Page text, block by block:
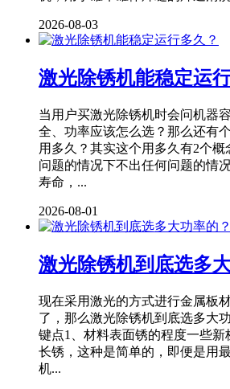
2026-08-03
激光除锈机能稳定运
当用户买激光除锈机时会问机器
全、功率应该怎么选？那么还有
用多久？其实这个用多久有2个
问题的情况下不出任何问题的情
寿命，...
2026-08-01
激光除锈机到底选多
现在采用激光的方式进行金属板
了，那么激光除锈机到底选多大
键点1、材料表面锈的程度一些
长锈，这种是简单的，即便是用
机...